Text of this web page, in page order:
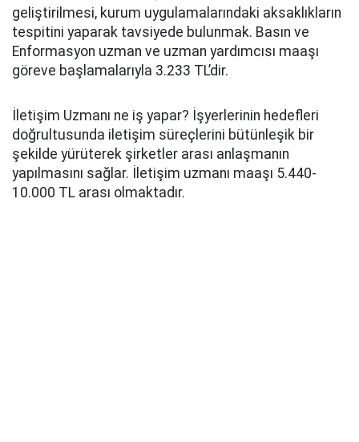
geliştirilmesi, kurum uygulamalarındaki aksaklıkların
tespitini yaparak tavsiyede bulunmak. Basın ve
Enformasyon uzman ve uzman yardımcısı maaşı
göreve başlamalarıyla 3.233 TL’dir.
İletişim Uzmanı ne iş yapar? İşyerlerinin hedefleri
doğrultusunda iletişim süreçlerini bütünleşik bir
şekilde yürüterek şirketler arası anlaşmanın
yapılmasını sağlar. İletişim uzmanı maaşı 5.440-
10.000 TL arası olmaktadır.